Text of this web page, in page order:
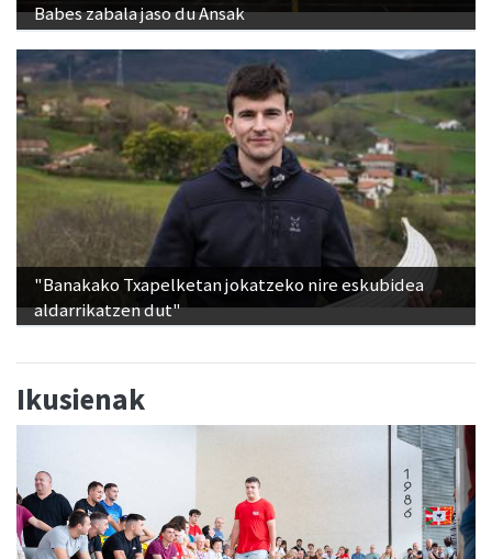
Babes zabala jaso du Ansak
"Banakako Txapelketan jokatzeko nire eskubidea
aldarrikatzen dut"
Ikusienak